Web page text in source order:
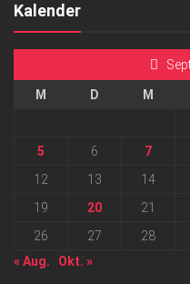
Kalender
M D M
5
6 7
12
13 14
19
20 21
26
27 28
« Aug.
Okt. »